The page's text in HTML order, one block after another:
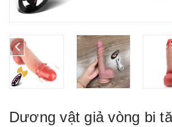
Dương vật giả vòng bi